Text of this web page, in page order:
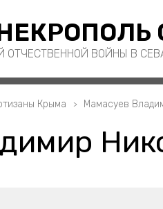
ОТЧЕСТВЕННОЙ ВОЙНЫ В
Крыма Мамасуев